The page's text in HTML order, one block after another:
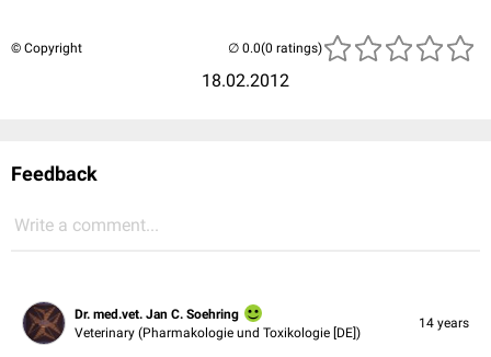
© Copyright
18.02.2012
(0 ratings)
Feedback
Write a comment...
Dr. med.vet. Jan C. Soehring
Veterinary (Pharmakologie und Toxikologie [DE])
14 years